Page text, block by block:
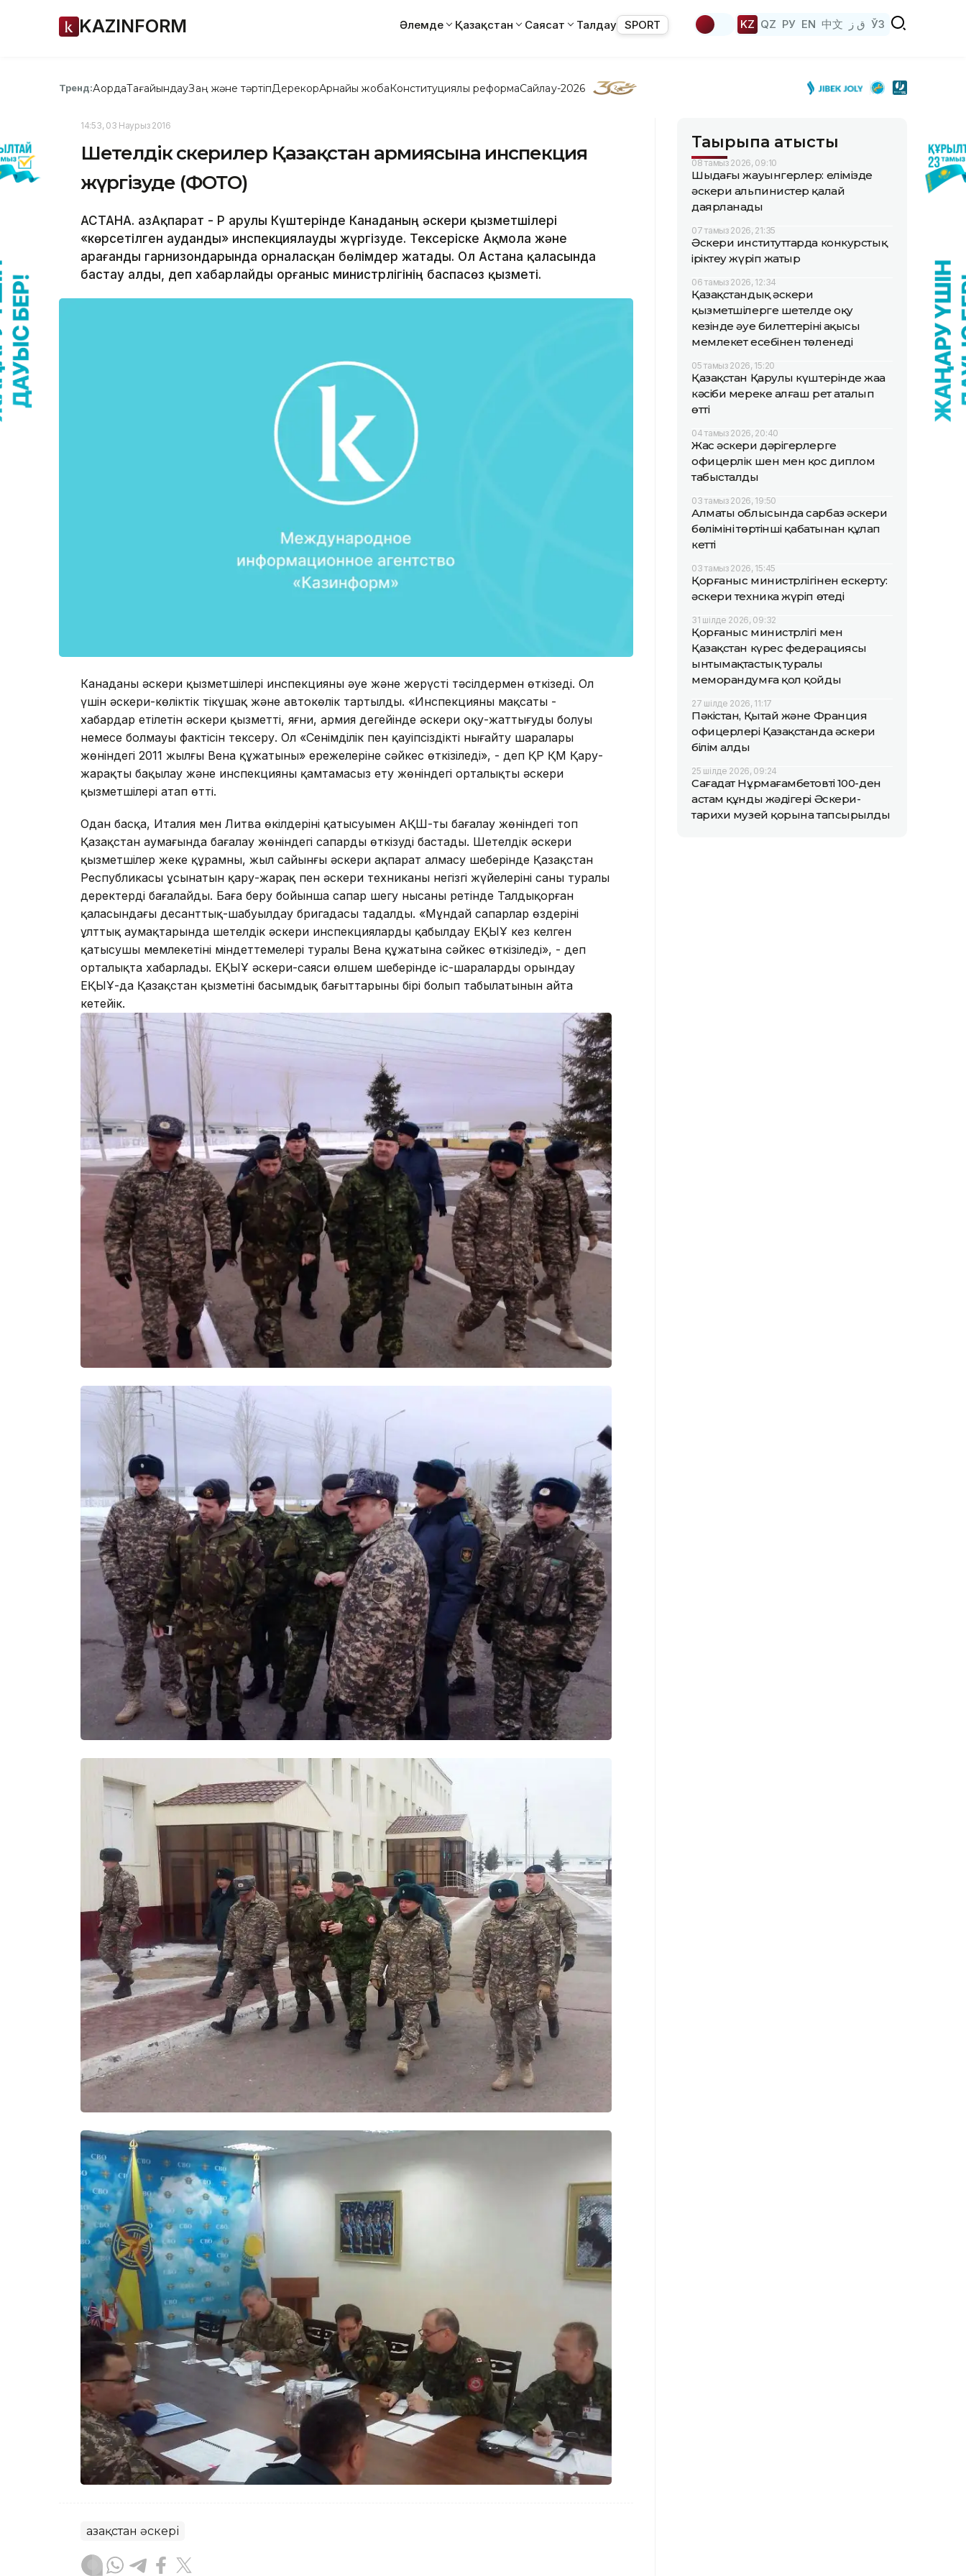
KAZINFORM Әлемде Қазақстан Саясат Талдау SPORT KZ QZ РУ EN 中文 ق ز ЎЗ
Тренд:АқордаТағайындауЗаң және тәртіпДерекқорАрнайы жобаКонституциялық реформаСайлау-2026
14:53, 03 Наурыз 2016
Шетелдік әскерилер Қазақстан армиясына инспекция
жүргізуде (ФОТО)
АСТАНА. ҚазАқпарат - ҚР Қарулы Күштерінде Канаданың әскери қызметшілері
«көрсетілген ауданды» инспекциялауды жүргізуде. Тексеріске Ақмола және
Қарағанды гарнизондарында орналасқан бөлімдер жатады. Ол Астана қаласында
бастау алды, деп хабарлайды Қорғаныс министрлігінің баспасөз қызметі.
Канаданың әскери қызметшілері инспекцияны әуе және жерүсті тәсілдермен өткізеді. Ол
үшін әскери-көліктік тікұшақ және автокөлік тартылды. «Инспекцияның мақсаты -
хабардар етілетін әскери қызметтің, яғни, армия деңгейінде әскери оқу-жаттығудың болуы
немесе болмауы фактісін тексеру. Ол «Сенімділік пен қауіпсіздікті нығайту шаралары
жөніндегі 2011 жылғы Вена құжатының» ережелеріне сәйкес өткізіледі», - деп ҚР ҚМ Қару-
жарақты бақылау және инспекцияны қамтамасыз ету жөніндегі орталықтың әскери
қызметшілері атап өтті.
Одан басқа, Италия мен Литва өкілдерінің қатысуымен АҚШ-ты бағалау жөніндегі топ
Қазақстан аумағында бағалау жөніндегі сапарды өткізуді бастады. Шетелдік әскери
қызметшілер жеке құрамның, жыл сайынғы әскери ақпарат алмасу шеңберінде Қазақстан
Республикасы ұсынатын қару-жарақ пен әскери техниканың негізгі жүйелерінің саны туралы
деректерді бағалайды. Баға беру бойынша сапар шегу нысаны ретінде Талдықорған
қаласындағы десанттық-шабуылдау бригадасы таңдалды. «Мұндай сапарлар өздерінің
ұлттық аумақтарында шетелдік әскери инспекцияларды қабылдау ЕҚЫҰ кез келген
қатысушы мемлекетінің міндеттемелері туралы Вена құжатына сәйкес өткізіледі», - деп
орталықта хабарлады. ЕҚЫҰ әскери-саяси өлшем шеңберінде іс-шараларды орындау
ЕҚЫҰ-да Қазақстан қызметінің басымдық бағыттарының бірі болып табылатынын айта
кетейік.
Қазақстан әскері
Тақырыпқа қатысты
08 тамыз 2026, 09:10
Шыңдағы жауынгерлер: елімізде
әскери альпинистер қалай
даярланады
07 тамыз 2026, 21:35
Әскери институттарда конкурстық
іріктеу жүріп жатыр
06 тамыз 2026, 12:34
Қазақстандық әскери
қызметшілерге шетелде оқу
кезінде әуе билеттерінің ақысы
мемлекет есебінен төленеді
05 тамыз 2026, 15:20
Қазақстан Қарулы күштерінде жаңа
кәсіби мереке алғаш рет аталып
өтті
04 тамыз 2026, 20:40
Жас әскери дәрігерлерге
офицерлік шен мен қос диплом
табысталды
03 тамыз 2026, 19:50
Алматы облысында сарбаз әскери
бөлімінің төртінші қабатынан құлап
кетті
03 тамыз 2026, 15:45
Қорғаныс министрлігінен ескерту:
әскери техника жүріп өтеді
31 шілде 2026, 09:32
Қорғаныс министрлігі мен
Қазақстан күрес федерациясы
ынтымақтастық туралы
меморандумға қол қойды
27 шілде 2026, 11:17
Пәкістан, Қытай және Франция
офицерлері Қазақстанда әскери
білім алды
25 шілде 2026, 09:24
Сағадат Нұрмағамбетовтің 100-ден
астам құнды жәдігері Әскери-
тарихи музей қорына тапсырылды